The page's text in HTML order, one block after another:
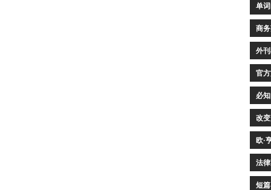
单
商
外
官
必
改
欧·
法
短